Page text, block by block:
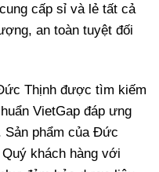
cấp sỉ và lẻ tất cả
an toàn tuyệt đối
Thịnh được tìm kiếm
VietGap đáp ưng
Sản phẩm của Đức
khách hàng với